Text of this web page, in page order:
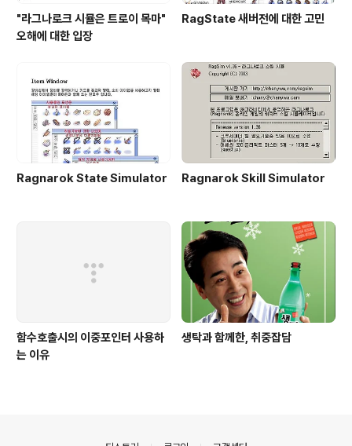
"라그나로크 시뮬은 트로이 목마"
오해에 대한 입장
RagState 새버전에 대한 고민
Ragnarok State Simulator Ragnarok Skill Simulator
함수호출시의 이중포인터 사용하
는 이유
생탁과 함께한, 취중잡담